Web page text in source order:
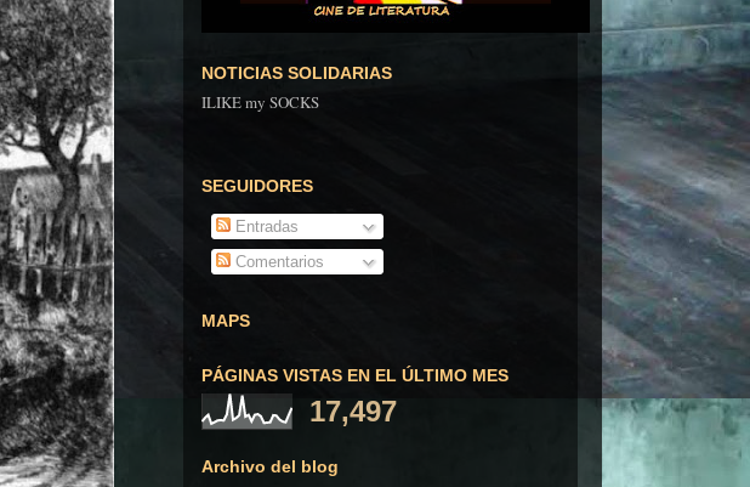
NOTICIAS SOLIDARIAS
ILIKE my SOCKS
SEGUIDORES
Entradas
Comentarios
MAPS
PÁGINAS VISTAS EN EL ÚLTIMO MES
17,497
Archivo del blog